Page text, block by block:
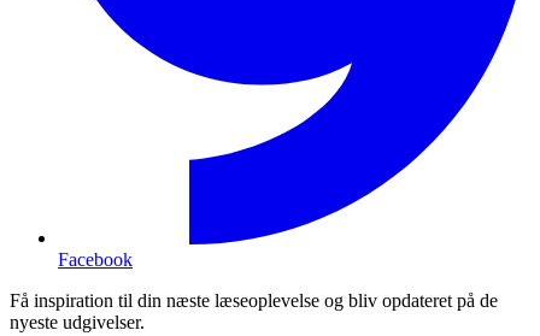
Facebook
Få inspiration til din næste læseoplevelse og bliv opdateret på de
nyeste udgivelser.